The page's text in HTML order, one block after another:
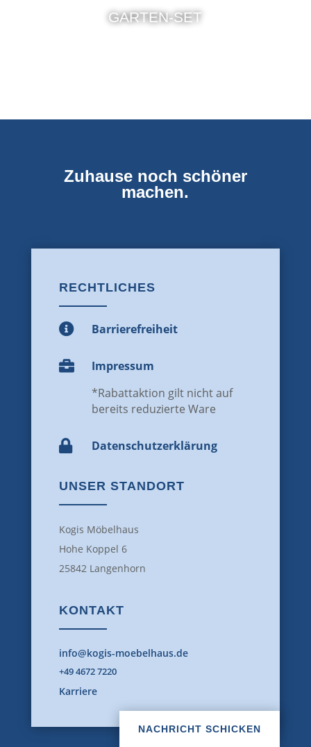
GARTEN-SET
Zuhause noch schöner
machen.
RECHTLICHES
 Barrierefreiheit

Impressum
*Rabattaktion gilt nicht auf
bereits reduzierte Ware
 Datenschutz­erklärung
UNSER STANDORT
Kogis Möbelhaus
Hohe Koppel 6
25842 Langenhorn
KONTAKT
info@kogis-moebelhaus.de
+49 4672 7220
Karriere
NACHRICHT SCHICKEN